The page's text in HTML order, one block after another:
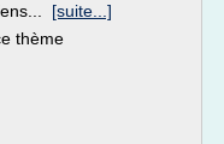
[suite...]
thème